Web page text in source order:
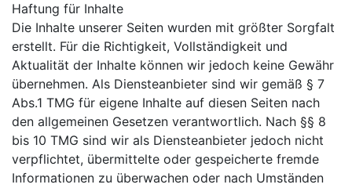
Haftung für Inhalte
Die Inhalte unserer Seiten wurden mit größter Sorgfalt
erstellt. Für die Richtigkeit, Vollständigkeit und
Aktualität der Inhalte können wir jedoch keine Gewähr
übernehmen. Als Diensteanbieter sind wir gemäß § 7
Abs.1 TMG für eigene Inhalte auf diesen Seiten nach
den allgemeinen Gesetzen verantwortlich. Nach §§ 8
bis 10 TMG sind wir als Diensteanbieter jedoch nicht
verpflichtet, übermittelte oder gespeicherte fremde
Informationen zu überwachen oder nach Umständen